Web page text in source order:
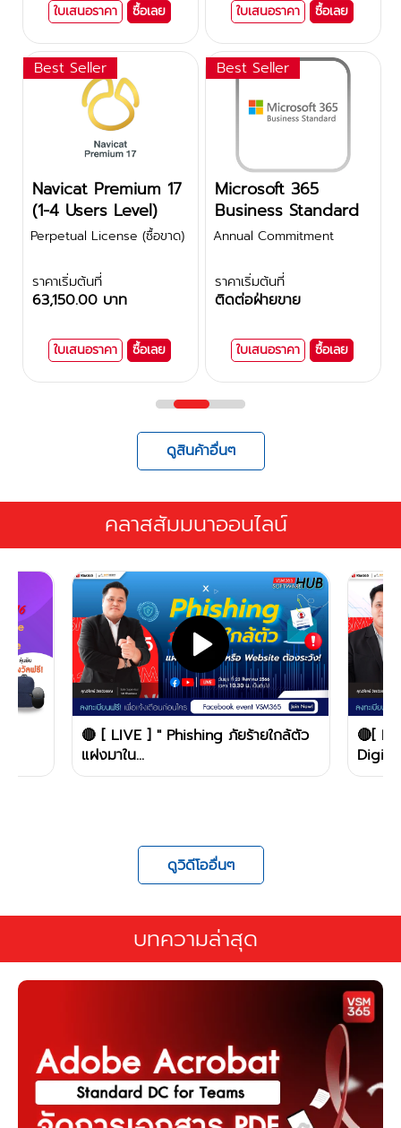
ใบเสนอราคา ซื้อเลย
Best Seller
Navicat Premium 17
(1-4 Users Level)
Perpetual License (ซื้อขาด)
ราคาเริ่มต้นที่
63,150.00 บาท
ใบเสนอราคา ซื้อเลย
ใบเสนอราคา ซื้อเลย
Best Seller
Microsoft 365
Business Standard
Annual Commitment
ราคาเริ่มต้นที่
ติดต่อฝ่ายขาย
ใบเสนอราคา ซื้อเลย
ดูสินค้าอื่นๆ
คลาสสัมมนาออนไลน์
🔴 [ LIVE ] " Phishing ภัยร้ายใกล้ตัว
แฝงมาใน...
🔴[
ดูวิดีโออื่นๆ
บทความล่าสุด